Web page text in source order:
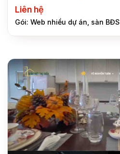
Liên hệ
Gói: Web nhiều dự án, sàn BĐS